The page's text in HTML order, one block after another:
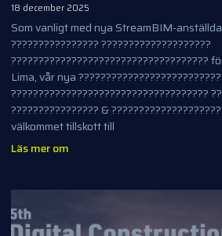
18 december 2025
Som vanligt med nya StreamBIM-
???????????????? ????????????????????
Lima, vår nya
????????????????????????????????????
???????????????? &
välkommet tillskott till
Läs mer om